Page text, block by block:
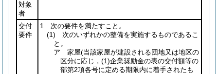
対象
者
交付
要件
1 次の要件を満たすこと。
(1) 次のいずれかの整備を実施するものであるこ
と。
ア 家屋(当該家屋が建設される団地又は地区の
区分に応じ， (1)企業奨励金の表の交付額等の
部第2項各号に定める期限内に着手されたも